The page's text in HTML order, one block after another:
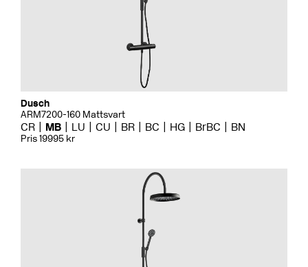
Dusch
ARM7200-160 Mattsvart
CR MB LU CU BR BC HG BrBC BN
Pris 19995 kr